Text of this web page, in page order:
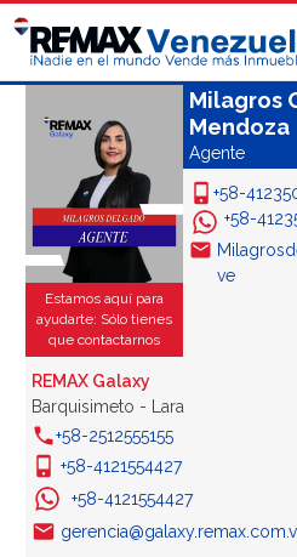
Estamos aquí para
ayudarte: Sólo tienes
que contactarnos
Milagros
Mendoza
Agente
+58-
+58-
ve
REMAX Galaxy
Barquisimeto - Lara
+58-2512555155
+58-4121554427
+58-4121554427